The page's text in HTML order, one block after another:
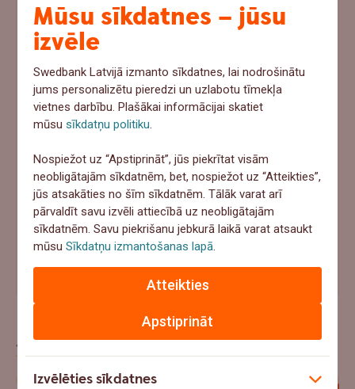
vajadzētu 1000+ eur, ko tu darītu?
Ņemtu no uzkrājumiem
Meklētu aizņēmumu
Paļautos uz apdrošināšanu
Atbildēt
"Ar mani jau tā nenotiks" – uzzini pieredzes stāstus par
apdrošināšanas gadījumiem
Jaunākie raksti
Mūsu sīkdatnes – jūsu
izvēle
Swedbank Latvijā izmanto sīkdatnes, lai nodrošinātu
jums personalizētu pieredzi un uzlabotu tīmekļa
vietnes darbību. Plašākai informācijai skatiet
mūsusīkdatņu politiku
Nospiežot uz “Apstiprināt”, jūs piekrītat visām
neobligātajām sīkdatnēm, bet, nospiežot uz “Atteikties”,
jūs atsakāties no šīm sīkdatnēm. Tālāk varat arī
pārvaldīt savu izvēli attiecībā uz neobligātajām
sīkdatnēm. Savu piekrišanu jebkurā laikā varat atsaukt
mūsuSīkdatņu izmantošanas lapā
Apstiprināt
Atteikties
Izvēlēties sīkdatnes